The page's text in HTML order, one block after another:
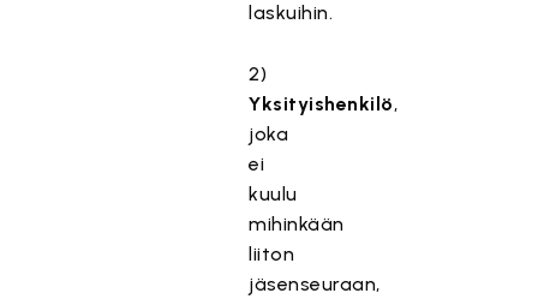
laskuihin.
2)
Yksityishenkilö,
joka
ei
kuulu
mihinkään
liiton
jäsenseuraan,